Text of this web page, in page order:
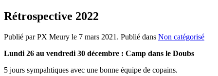
Rétrospective 2022
Publié par PX Meury le 7 mars 2021 . Publié dans Non catégorisé
Lundi 26 au vendredi 30 décembre : Camp dans le Doubs
5 jours sympahtiques avec une bonne équipe de copains.